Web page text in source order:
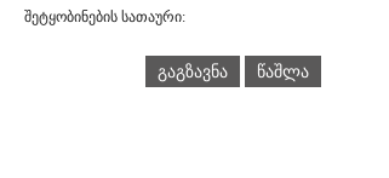
შეტყობინების სათაური:
გაგზავნა წაშლა